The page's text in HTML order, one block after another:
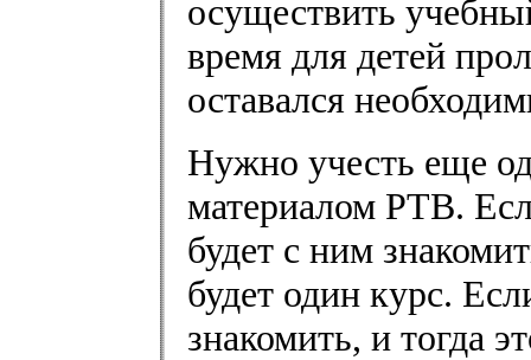
осуществить
время для детей
оставался
Нужно учесть еще
материалом РТВ.
будет с ним
будет один курс.
знакомить, и тогда